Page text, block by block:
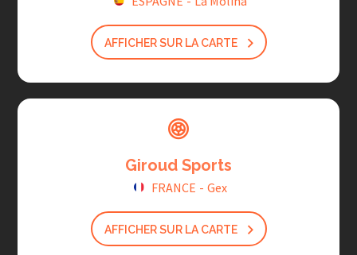
AFFICHER SUR LA CARTE
Giroud Sports
FRANCE - Gex
AFFICHER SUR LA CARTE